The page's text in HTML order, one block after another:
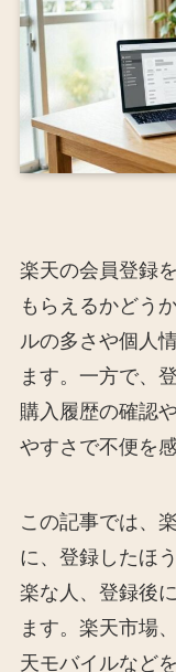
楽天の会員登録
もらえるかどう
ルの多さや個人
ます。一方で、
購入履歴の確認
やすさで不便を
この記事では、
に、登録したほ
楽な人、登録後
ます。楽天市場
天モバイルなど